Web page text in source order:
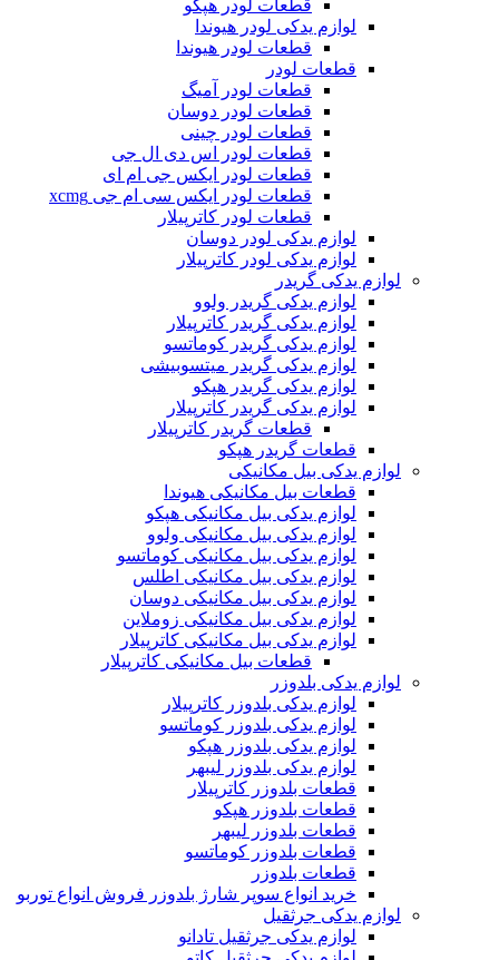
قطعات لودر هپکو
لوازم یدکی لودر هیوندا
قطعات لودر هیوندا
قطعات لودر
قطعات لودر آمیگ
قطعات لودر دوسان
قطعات لودر چینی
قطعات لودر اس دی ال جی
قطعات لودر ایکس جی ام ای
قطعات لودر ایکس سی ام جی xcmg
قطعات لودر کاترپیلار
لوازم یدکی لودر دوسان
لوازم یدکی لودر کاترپیلار
لوازم یدکی گریدر
لوازم یدکی گریدر ولوو
لوازم یدکی گریدر کاترپیلار
لوازم یدکی گریدر کوماتسو
لوازم یدکی گریدر میتسوبیشی
لوازم یدکی گریدر هپکو
لوازم یدکی گریدر کاترپیلار
قطعات گریدر کاترپیلار
قطعات گریدر هپکو
لوازم یدکی بیل مکانیکی
قطعات بیل مکانیکی هیوندا
لوازم یدکی بیل مکانیکی هپکو
لوازم یدکی بیل مکانیکی ولوو
لوازم یدکی بیل مکانیکی کوماتسو
لوازم یدکی بیل مکانیکی اطلس
لوازم یدکی بیل مکانیکی دوسان
لوازم یدکی بیل مکانیکی زوملاین
لوازم یدکی بیل مکانیکی کاترپیلار
قطعات بیل مکانیکی کاترپیلار
لوازم یدکی بلدوزر
لوازم یدکی بلدوزر کاترپیلار
لوازم یدکی بلدوزر کوماتسو
لوازم یدکی بلدوزر هپکو
لوازم یدکی بلدوزر لیبهر
قطعات بلدوزر کاترپیلار
قطعات بلدوزر هپکو
قطعات بلدوزر لیبهر
قطعات بلدوزر کوماتسو
قطعات بلدوزر
خرید انواع سوپر شارژ بلدوزر فروش انواع توربو
لوازم یدکی جرثقیل
لوازم یدکی جرثقیل تادانو